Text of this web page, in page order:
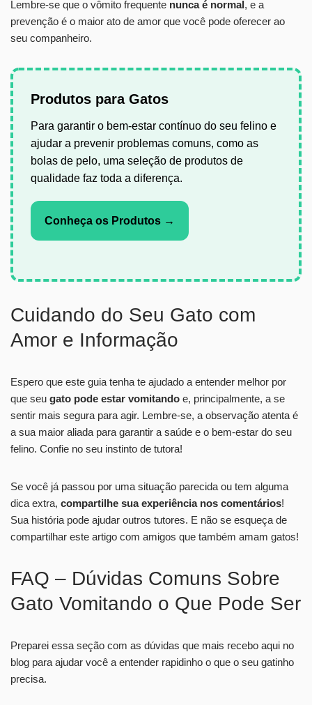
Lembre-se que o vômito frequente nunca é normal, e a
prevenção é o maior ato de amor que você pode oferecer ao
seu companheiro.
Produtos para Gatos
Para garantir o bem-estar contínuo do seu felino e
ajudar a prevenir problemas comuns, como as
bolas de pelo, uma seleção de produtos de
qualidade faz toda a diferença.
Conheça os Produtos →
Cuidando do Seu Gato com
Amor e Informação
Espero que este guia tenha te ajudado a entender melhor por
que seu gato pode estar vomitando e, principalmente, a se
sentir mais segura para agir. Lembre-se, a observação atenta é
a sua maior aliada para garantir a saúde e o bem-estar do seu
felino. Confie no seu instinto de tutora!
Se você já passou por uma situação parecida ou tem alguma
dica extra, compartilhe sua experiência nos comentários!
Sua história pode ajudar outros tutores. E não se esqueça de
compartilhar este artigo com amigos que também amam gatos!
FAQ – Dúvidas Comuns Sobre
Gato Vomitando o Que Pode Ser
Preparei essa seção com as dúvidas que mais recebo aqui no
blog para ajudar você a entender rapidinho o que o seu gatinho
precisa.